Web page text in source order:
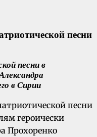
песни в
в Сирии
песни
героически
Прохоренко